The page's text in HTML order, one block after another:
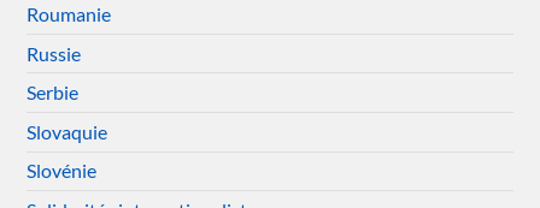
Roumanie
Russie
Serbie
Slovaquie
Slovénie